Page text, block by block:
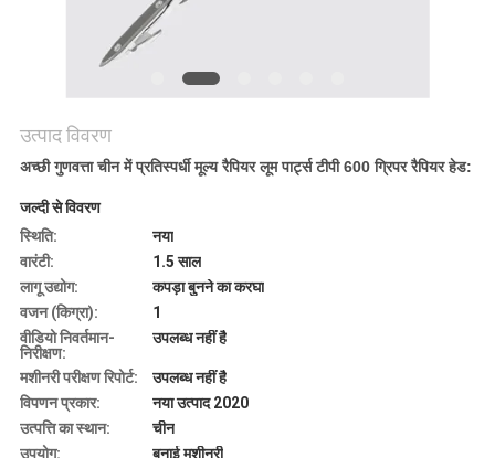
PRIVACY
POLICY
उत्पाद विवरण
अच्छी गुणवत्ता चीन में प्रतिस्पर्धी मूल्य रैपियर लूम पार्ट्स टीपी 600 ग्रिपर रैपियर हेड:
जल्दी से विवरण
स्थिति:
नया
वारंटी:
1.5 साल
लागू उद्योग:
कपड़ा बुनने का करघा
वजन (किग्रा):
1
वीडियो निवर्तमान-
निरीक्षण:
उपलब्ध नहीं है
मशीनरी परीक्षण रिपोर्ट:
उपलब्ध नहीं है
विपणन प्रकार:
नया उत्पाद 2020
उत्पत्ति का स्थान:
चीन
उपयोग:
बुनाई मशीनरी